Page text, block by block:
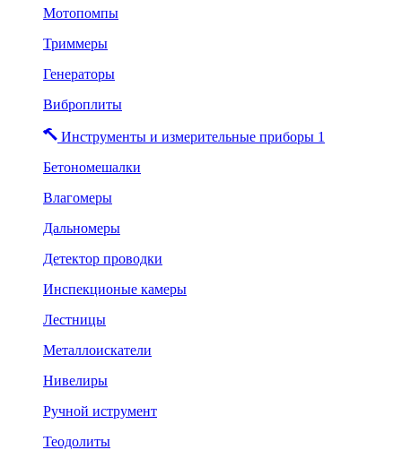
Мотопомпы
Триммеры
Генераторы
Виброплиты
Инструменты и измерительные приборы 1
Бетономешалки
Влагомеры
Дальномеры
Детектор проводки
Инспекционые камеры
Лестницы
Металлоискатели
Нивелиры
Ручной иструмент
Теодолиты